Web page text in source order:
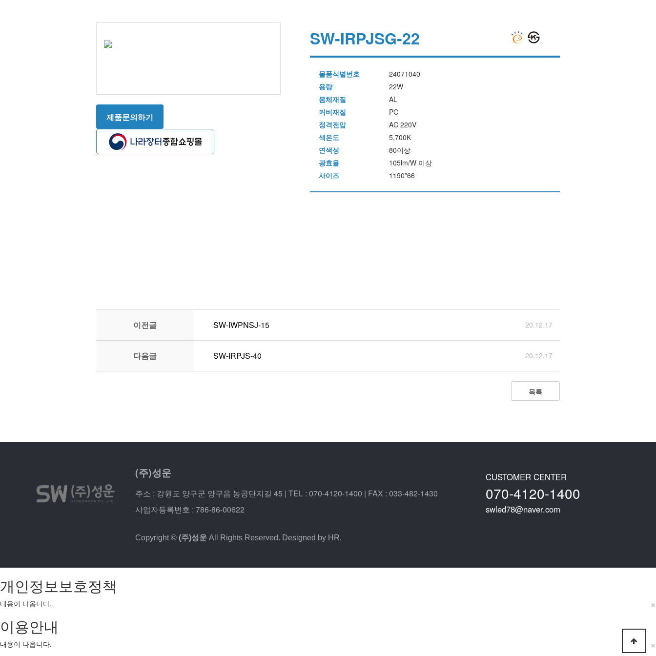
http://seongwoon.kr/data/editor/2101/a0a2f5dcc1a7f9a0976bba3ce6e60f8a_1611202379_6457.jpg
제품문의하기
SW-IRPJSG-22
물품식별번호
24071040
용량
22W
몸체재질
AL
커버재질
PC
정격전압
AC 220V
색온도
5,700K
연색성
80이상
광효율
105lm/W 이상
사이즈
1190*66
이전글 SW-IWPNSJ-15 20.12.17
다음글 SW-IRPJS-40 20.12.17
목록
(주)성운
주소 : 강원도 양구군 양구읍 농공단지길 45 | TEL : 070-4120-1400 | FAX : 033-482-1430
사업자등록번호 : 786-86-00622
CUSTOMER CENTER
070-4120-1400
swled78@naver.com
Copyright © (주)성운 All Rights Reserved. Designed by HR.
개인정보보호정책
×
내용이 나옵니다.
이용안내
×
내용이 나옵니다.